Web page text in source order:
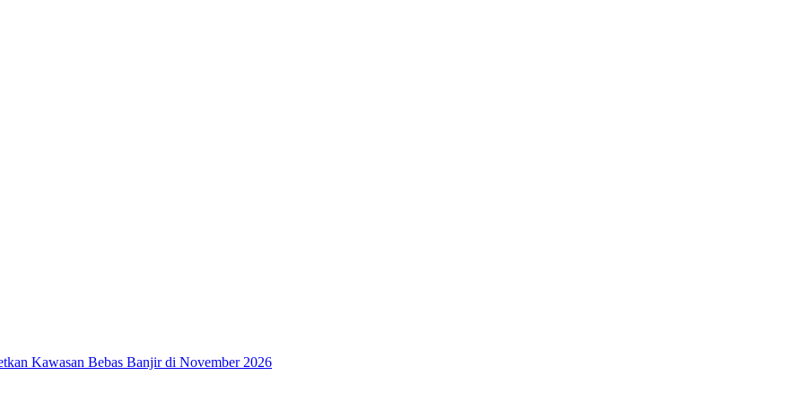
Kawasan Bebas Banjir di November 2026